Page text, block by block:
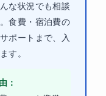
な状況でも相談
食費・宿泊費の
ポートまで、入
す。
：